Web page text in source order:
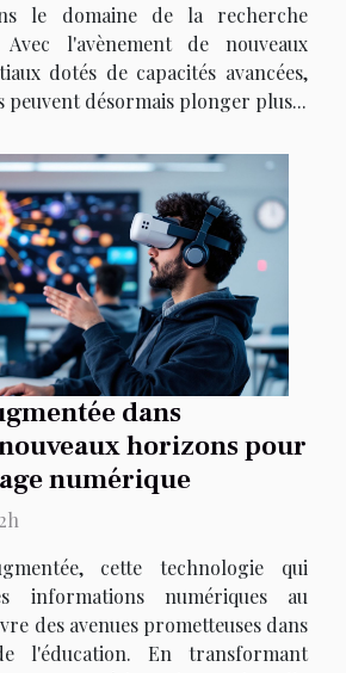
le domaine de la recherche
Avec l'avènement de nouveaux
dotés de capacités avancées,
peuvent désormais plonger plus...
dans
horizons pour
numérique
cette technologie qui
informations numériques au
des avenues prometteuses dans
l'éducation. En transformant